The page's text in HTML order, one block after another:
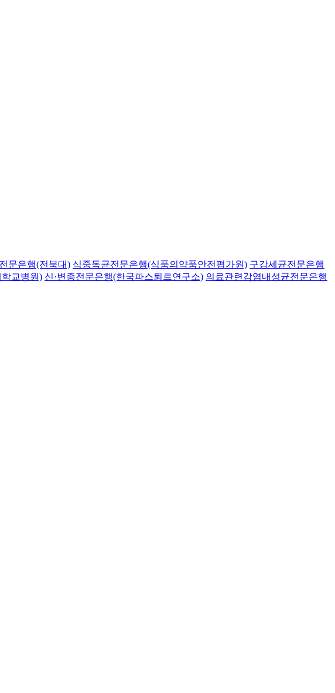
문은행(전북대) 식중독균전문은행(식품의약품안전평가원) 구강세균전문은행
교병원) 신·변종전문은행(한국파스퇴르연구소) 의료관련감염내성균전문은행